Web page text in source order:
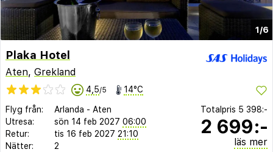
1/6
Plaka Hotel
Aten, Grekland
4,5/5 14°C
Flyg från: Arlanda - Aten
Utresa:
sön 14 feb 2027 06:00
Retur:
tis 16 feb 2027 21:10
Nätter:
2
Totalpris 5 398:-
2 699:-
läs mer